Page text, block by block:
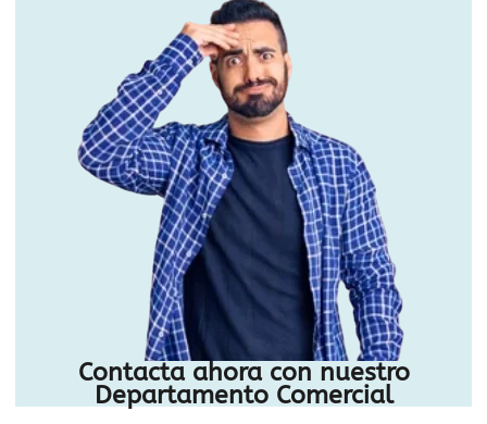
Contacta ahora con nuestro
Departamento Comercial